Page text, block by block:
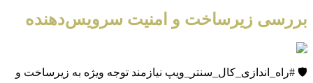
بررسی زیرساخت و امنیت سرویس‌دهنده
🛡️ #راه_اندازی_کال_سنتر_ویپ نیازمند توجه ویژه به زیرساخت و